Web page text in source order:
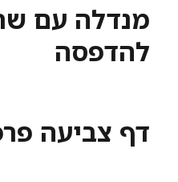
מנדלה עם
להדפסה
דף צביעה